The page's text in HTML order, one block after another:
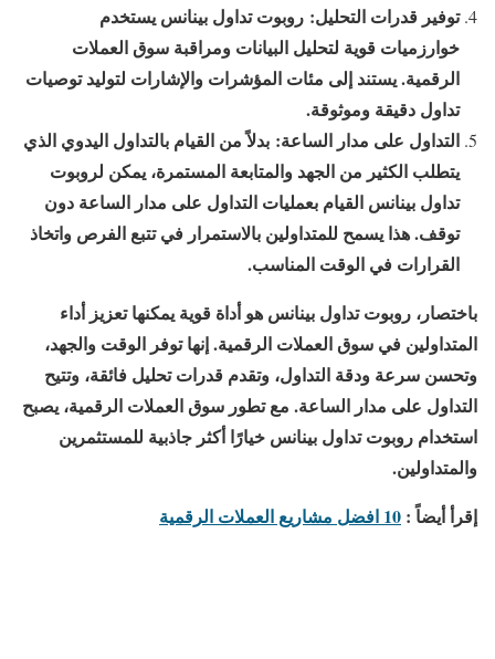
توفير قدرات التحليل: روبوت تداول بينانس يستخدم
خوارزميات قوية لتحليل البيانات ومراقبة سوق العملات
الرقمية. يستند إلى مئات المؤشرات والإشارات لتوليد توصيات
تداول دقيقة وموثوقة.
التداول على مدار الساعة: بدلاً من القيام بالتداول اليدوي الذي
يتطلب الكثير من الجهد والمتابعة المستمرة، يمكن لروبوت
تداول بينانس القيام بعمليات التداول على مدار الساعة دون
توقف. هذا يسمح للمتداولين بالاستمرار في تتبع الفرص واتخاذ
القرارات في الوقت المناسب.
باختصار، روبوت تداول بينانس هو أداة قوية يمكنها تعزيز أداء
المتداولين في سوق العملات الرقمية. إنها توفر الوقت والجهد،
وتحسن سرعة ودقة التداول، وتقدم قدرات تحليل فائقة، وتتيح
التداول على مدار الساعة. مع تطور سوق العملات الرقمية، يصبح
استخدام روبوت تداول بينانس خيارًا أكثر جاذبية للمستثمرين
والمتداولين.
إقرأ أيضاً : 10 افضل مشاريع العملات الرقمية